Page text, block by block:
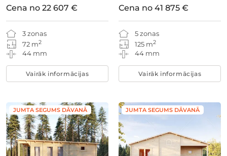
3 zonas
72 m2
44 mm
Cena no 22 607 €
Vairāk informācijas
5 zonas
125 m2
44 mm
Cena no 41 875 €
Vairāk informācijas
JUMTA SEGUMS DĀVANĀ JUMTA SEGUMS DĀVANĀ